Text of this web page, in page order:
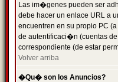
Las im�genes pueden ser
debe hacer un enlace URL a
encuentren en su propio PC
de autentificaci�n (cuentas
correspondiente (de estar
Volver arriba
�Qu� son los Anuncios?